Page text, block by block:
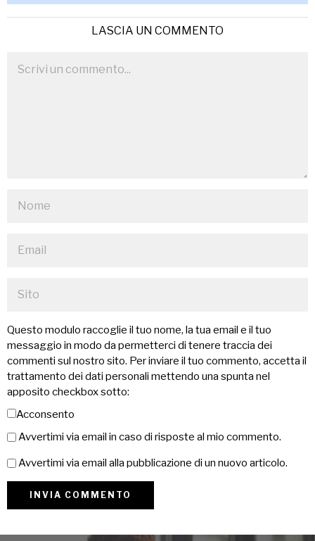
LASCIA UN COMMENTO
Questo modulo raccoglie il tuo nome, la tua email e il tuo
messaggio in modo da permetterci di tenere traccia dei
commenti sul nostro sito. Per inviare il tuo commento, accetta il
trattamento dei dati personali mettendo una spunta nel
apposito checkbox sotto:
Acconsento
Avvertimi via email in caso di risposte al mio commento.
Avvertimi via email alla pubblicazione di un nuovo articolo.